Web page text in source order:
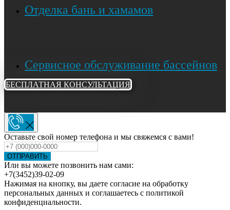
Отделка бань и хамамов
Сервисное обслуживание бассейнов
БЕСПЛАТНАЯ КОНСУЛЬТАЦИЯ
Оставьте свой номер телефона и мы свяжемся с вами!
ОТПРАВИТЬ
Или вы можете позвонить нам сами:
+7(3452)39-02-09
Нажимая на кнопку, вы даете согласие на обработку
персональных данных и соглашаетесь c политикой
конфиденциальности.